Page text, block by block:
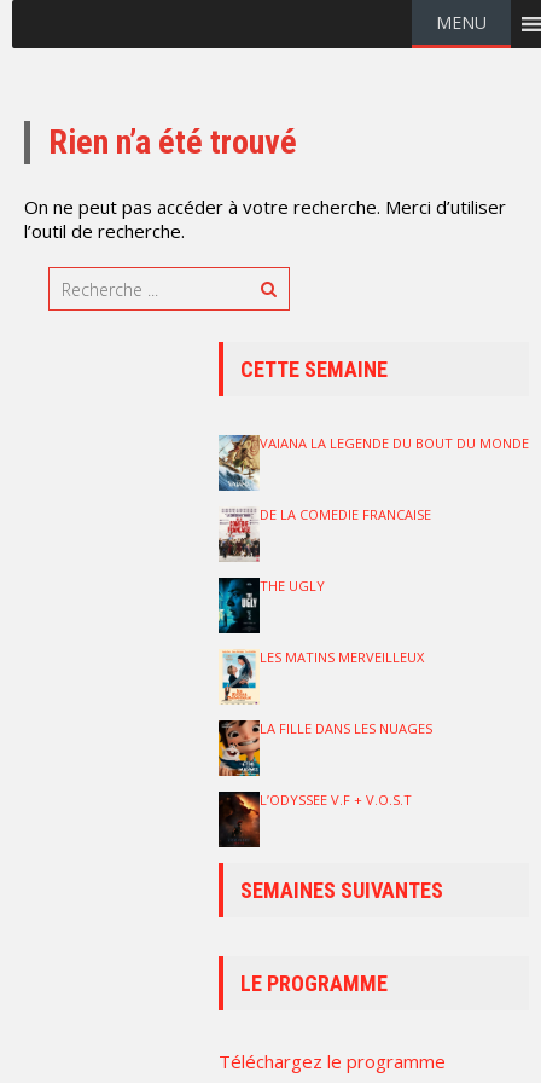
MENU
Rien n’a été trouvé
On ne peut pas accéder à votre recherche. Merci d’utiliser
l’outil de recherche.
CETTE SEMAINE
VAIANA LA LEGENDE DU BOUT DU MONDE
DE LA COMEDIE FRANCAISE
THE UGLY
LES MATINS MERVEILLEUX
LA FILLE DANS LES NUAGES
L’ODYSSEE V.F + V.O.S.T
SEMAINES SUIVANTES
LE PROGRAMME
Téléchargez le programme